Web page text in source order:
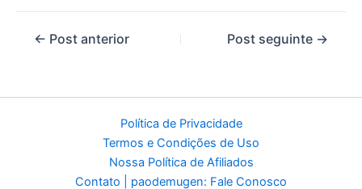
← Post anterior Post seguinte →
Política de Privacidade
Termos e Condições de Uso
Nossa Política de Afiliados
Contato | paodemugen: Fale Conosco